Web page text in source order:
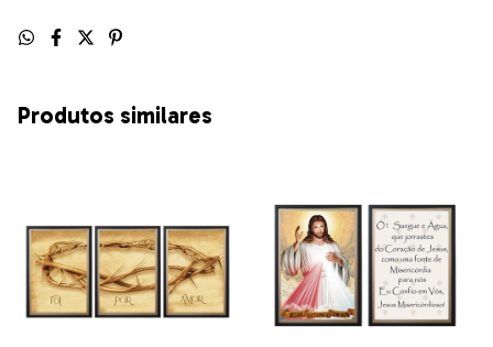
Produtos similares